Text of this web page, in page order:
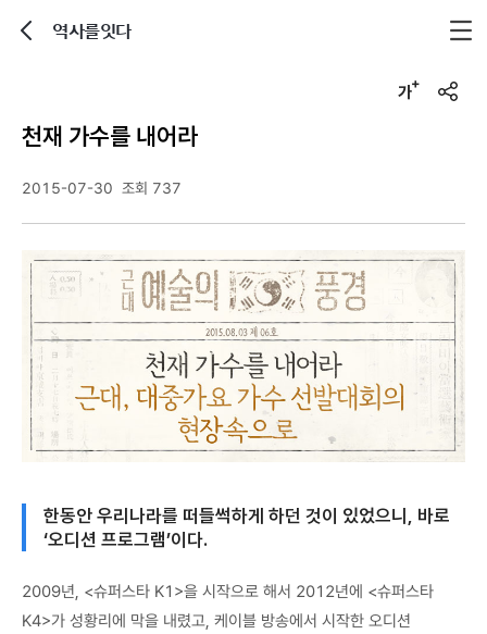
역사를잇다
u
천재 가수를 내어라
2015-07-30 조회 737
한동안 우리나라를 떠들썩하게 하던 것이 있었으니, 바로
‘오디션 프로그램’이다.
2009년, <슈퍼스타 K1>을 시작으로 해서 2012년에 <슈퍼스타
K4>가 성황리에 막을 내렸고, 케이블 방송에서 시작한 오디션